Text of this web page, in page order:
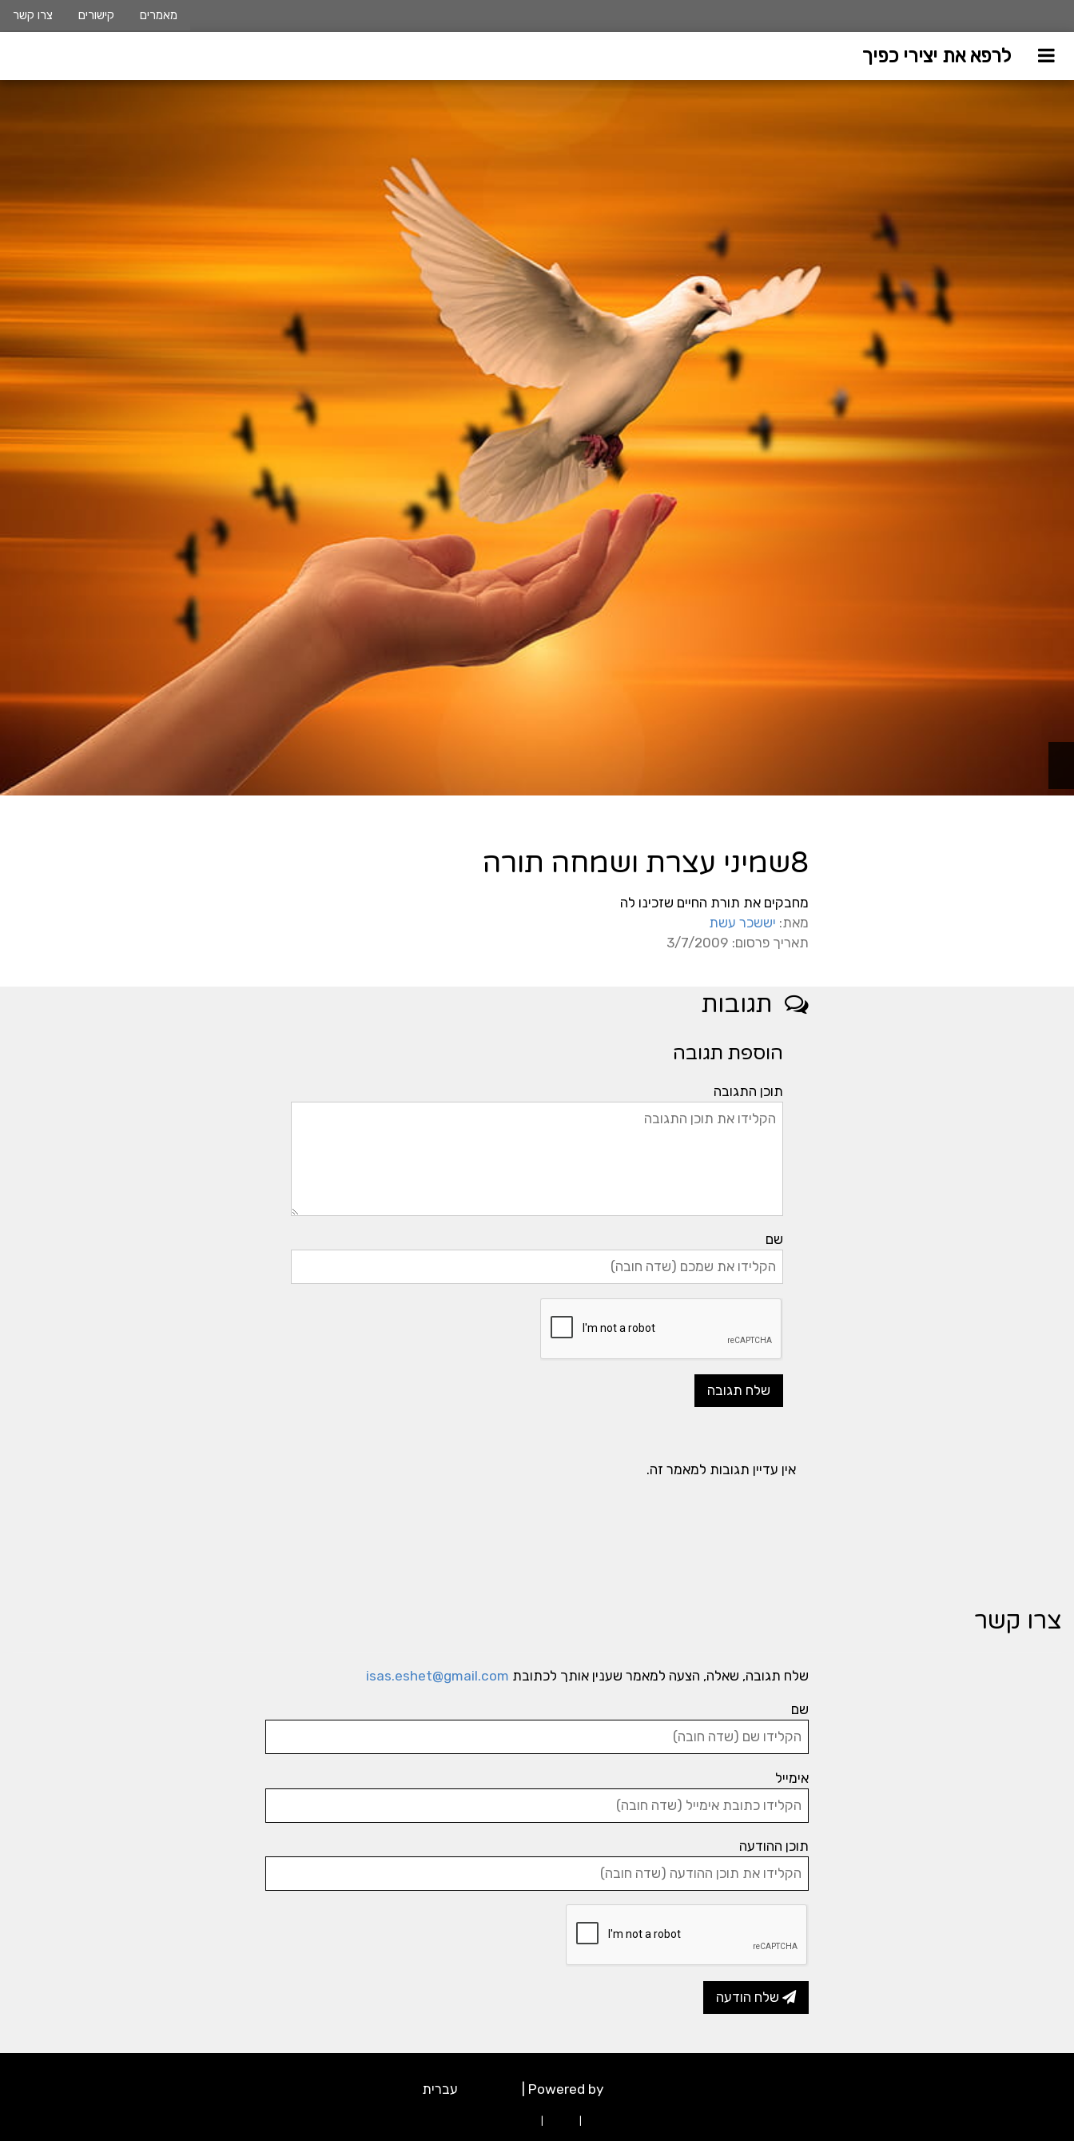
מאמרים קישורים צרו קשר
לרפא את יצירי כפיך
8שמיני עצרת ושמחה תורה
מחבקים את תורת החיים שזכינו לה
מאת: יששכר עשת
תאריך פרסום: 3/7/2009
תגובות
הוספת תגובה
תוכן התגובה
שם
אין עדיין תגובות למאמר זה.
צרו קשר
שלח תגובה, שאלה, הצעה למאמר שענין אותך לכתובת isas.eshet@gmail.com
שם
אימייל
תוכן ההודעה
שלח הודעה
Powered by עברית